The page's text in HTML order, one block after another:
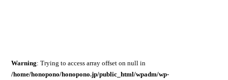
Warning: Trying to access array offset on null in
/home/honopono/honopono.jp/public_html/wpadm/wp-